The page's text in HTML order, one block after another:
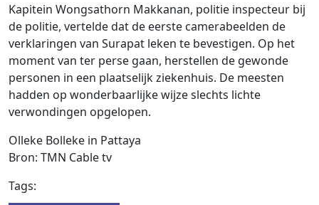
Kapitein Wongsathorn Makkanan, politie inspecteur bij
de politie, vertelde dat de eerste camerabeelden de
verklaringen van Surapat leken te bevestigen. Op het
moment van ter perse gaan, herstellen de gewonde
personen in een plaatselijk ziekenhuis. De meesten
hadden op wonderbaarlijke wijze slechts lichte
verwondingen opgelopen.
Olleke Bolleke in Pattaya
Bron: TMN Cable tv
Tags: